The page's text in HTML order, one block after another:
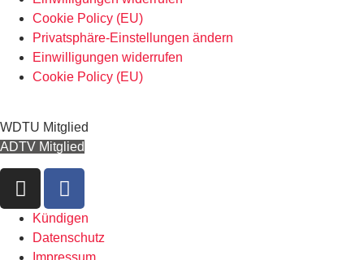
Cookie Policy (EU)
Privatsphäre-Einstellungen ändern
Einwilligungen widerrufen
Cookie Policy (EU)
WDTU Mitglied
ADTV Mitglied
Kündigen
Datenschutz